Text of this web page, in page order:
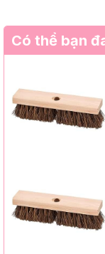
Có thể bạn